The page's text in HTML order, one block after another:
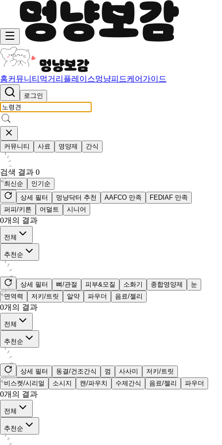
홈커뮤니티 먹거리 플레이스멍냥피드케어가이드
로그인
커뮤니티 사료 영양제 간식
검색 결과 0
최신순
인기순
상세 필터
멍냥닥터 추천 AAFCO 만족
FEDIAF 만족
퍼피/키튼
어덜트 시니어
0개의 결과
전체
추천순
상세 필터 뼈/관절 피부&모질 소화기 종합영양제
눈
면역력
저키/트릿 알약 파우더 음료/젤리
0개의 결과
전체
추천순
상세 필터 동결/건조간식 껌 사사미
저키/트릿
비스켓/시리얼
소시지 캔/파우치 수제간식 음료/젤리 파우더
0개의 결과
전체
추천순